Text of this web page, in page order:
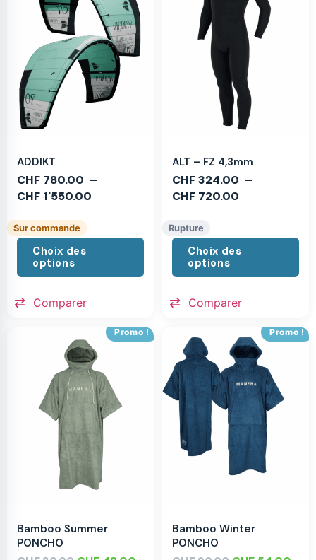
ADDIKT
CHF 780.00 –
CHF 1'550.00
Sur commande
Choix des
options
Comparer
ALT – FZ 4,3mm
CHF324.00 –
CHF 720.00
Rupture
Choix des
options
Comparer
Promo !
Bamboo Summer
PONCHO
Promo !
Bamboo Winter
PONCHO